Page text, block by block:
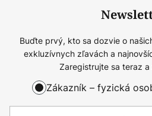
Buďte prvý, kto sa dozvie o
exkluzívnych zľavách a
Zaregistrujte sa teraz
Zákazník – fyzická